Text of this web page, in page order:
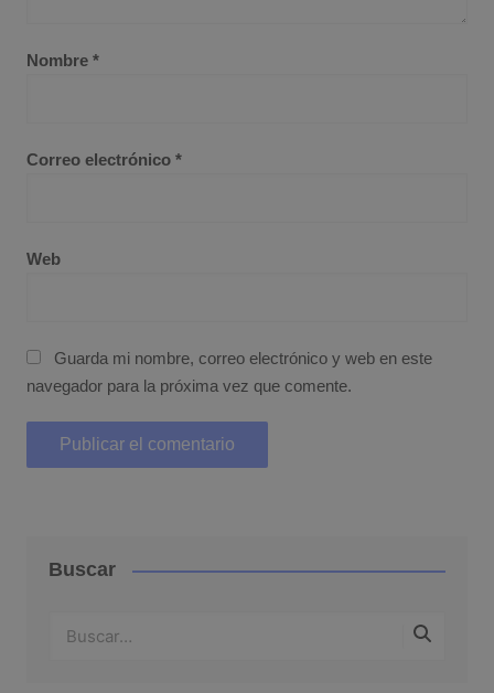
Nombre *
Correo electrónico *
Web
Guarda mi nombre, correo electrónico y web en este
navegador para la próxima vez que comente.
Buscar